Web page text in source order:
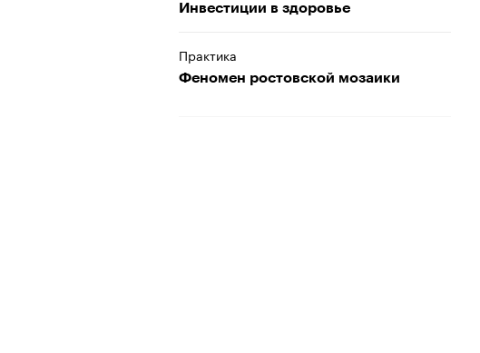
Инвестиции в здоровье
Практика
Феномен ростовской мозаики